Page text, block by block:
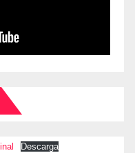
Descarga